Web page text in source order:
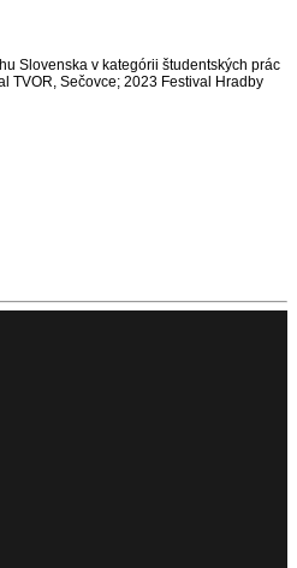
Slovenska v kategórii študentských prác
TVOR, Sečovce; 2023 Festival Hradby